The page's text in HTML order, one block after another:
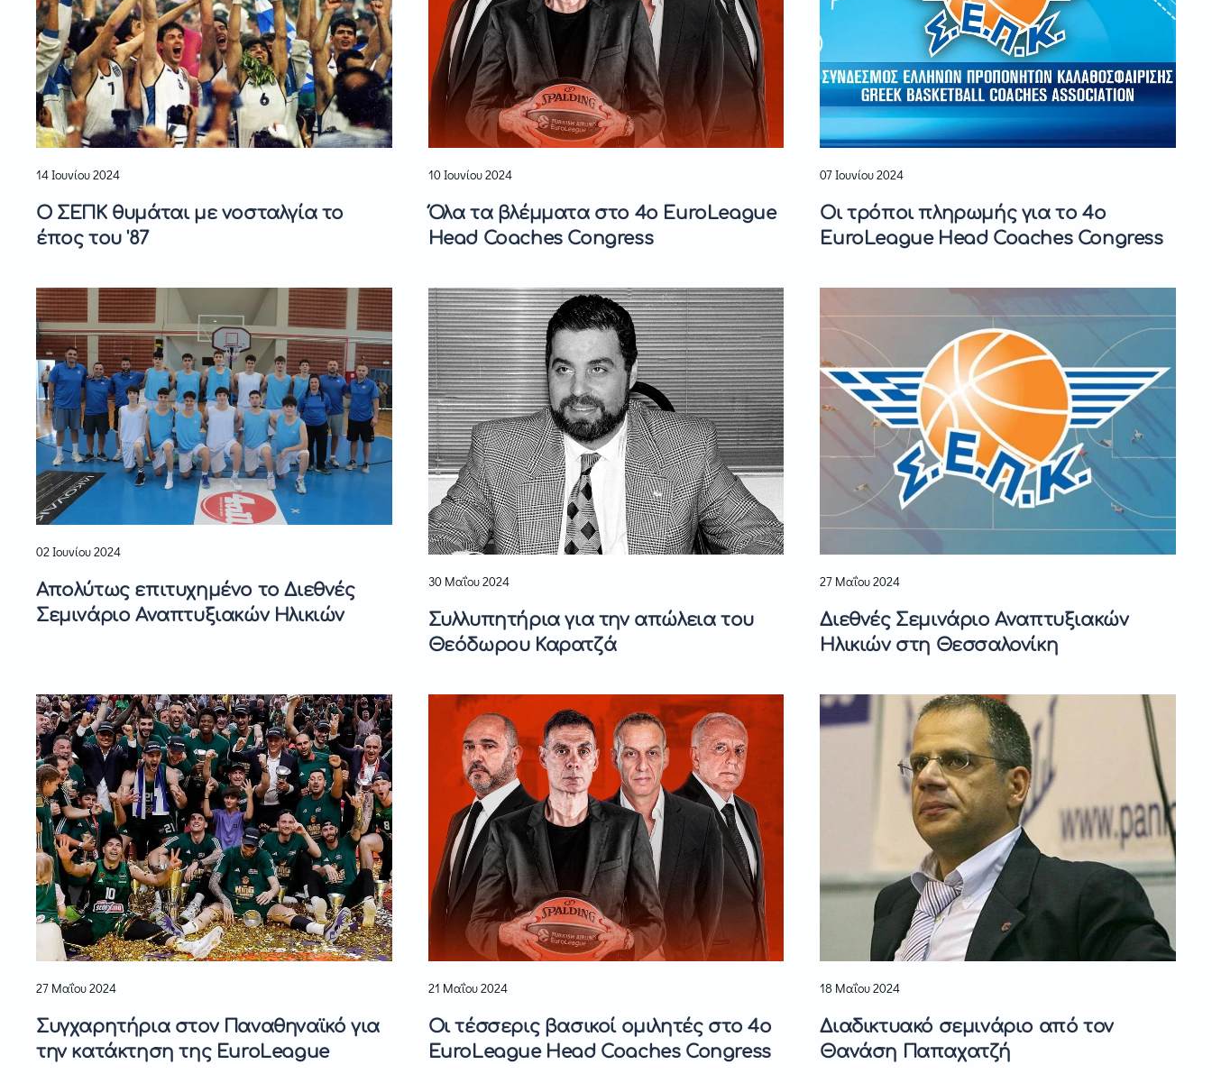
14 Ιουνίου 2024
Ο ΣΕΠΚ θυμάται με νοσταλγία το
έπος του '87
10 Ιουνίου 2024
Όλα τα βλέμματα στο 4ο EuroLeague
Head Coaches Congress
07 Ιουνίου 2024
Οι τρόποι πληρωμής για το 4ο
EuroLeague Head Coaches Congress
02 Ιουνίου 2024
Απολύτως επιτυχημένο το Διεθνές
Σεμινάριο Αναπτυξιακών Ηλικιών
30 Μαΐου 2024
Συλλυπητήρια για την απώλεια του
Θεόδωρου Καρατζά
27 Μαΐου 2024
Διεθνές Σεμινάριο Αναπτυξιακών
Ηλικιών στη Θεσσαλονίκη
27 Μαΐου 2024
Συγχαρητήρια στον Παναθηναϊκό για
την κατάκτηση της EuroLeague
21 Μαΐου 2024
Οι τέσσερις βασικοί ομιλητές στο 4ο
EuroLeague Head Coaches Congress
18 Μαΐου 2024
Διαδικτυακό σεμινάριο από τον
Θανάση Παπαχατζή